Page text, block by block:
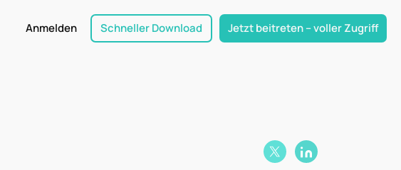
Anmelden Schneller Download Jetzt beitreten – voller Zugriff